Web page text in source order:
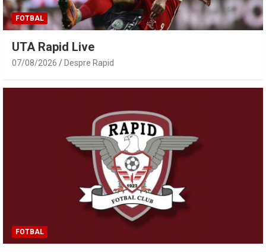
FOTBAL
UTA Rapid Live
07/08/2026 Despre Rapid
FOTBAL